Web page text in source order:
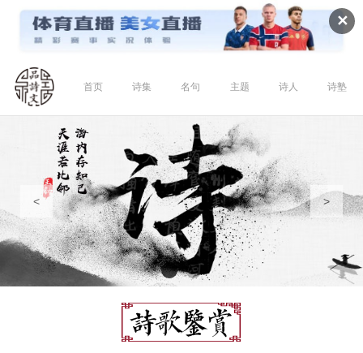
✕
首页 诗集 名句 主题 诗人 诗塾
< >